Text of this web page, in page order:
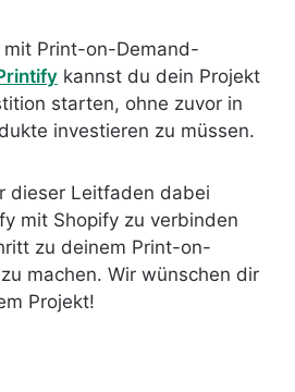
mit Print-on-Demand-
kannst du dein Projekt
starten, ohne zuvor in
investieren zu müssen.
dieser Leitfaden dabei
mit Shopify zu verbinden
zu deinem Print-on-
machen. Wir wünschen dir
Projekt!